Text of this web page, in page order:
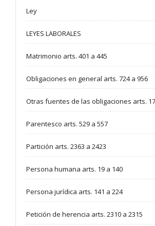
Ley
LEYES LABORALES
Matrimonio arts. 401 a 445
Obligaciones en general arts. 724 a 956
Otras fuentes de las obligaciones arts.
Parentesco arts. 529 a 557
Partición arts. 2363 a 2423
Persona humana arts. 19 a 140
Persona jurídica arts. 141 a 224
Petición de herencia arts. 2310 a 2315